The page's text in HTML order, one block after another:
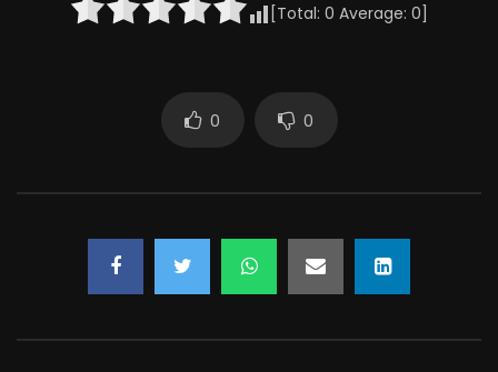
[Total: 0 Average: 0]
0 0